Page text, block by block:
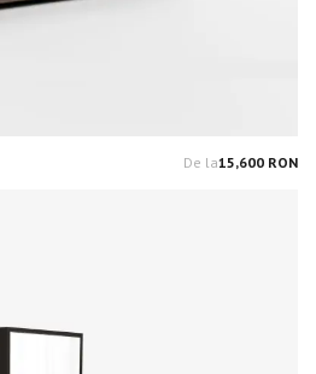
De la15,600 RON